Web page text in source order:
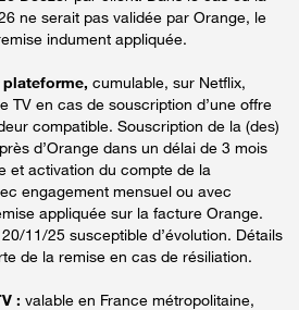
ne serait pas validée par Orange, le
indument appliquée.
cumulable, sur Netflix,
TV en cas de souscription d’une offre
compatible. Souscription de la (des)
d’Orange dans un délai de 3 mois
et activation du compte de la
engagement mensuel ou avec
appliquée sur la facture Orange.
11/25 susceptible d’évolution. Détails
de la remise en cas de résiliation.
: valable en France métropolitaine,